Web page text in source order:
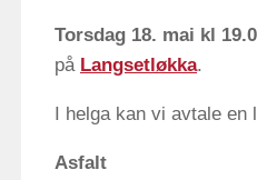
Torsdag 18. mai kl
på Langsetløkka.
I helga kan vi avtale en
Asfalt